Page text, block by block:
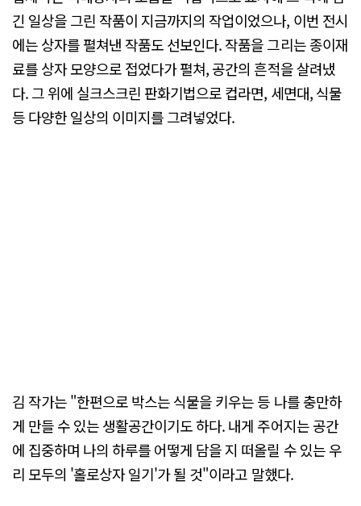
긴 일상을 그린 작품이 지금까지의 작업이었으나, 이번 전시
에는 상자를 펼쳐낸 작품도 선보인다. 작품을 그리는 종이재
료를 상자 모양으로 접었다가 펼쳐, 공간의 흔적을 살려냈
다. 그 위에 실크스크린 판화기법으로 컵라면, 세면대, 식물
등 다양한 일상의 이미지를 그려넣었다.
김 작가는 "한편으로 박스는 식물을 키우는 등 나를 충만하
게 만들 수 있는 생활공간이기도 하다. 내게 주어지는 공간
에 집중하며 나의 하루를 어떻게 담을 지 떠올릴 수 있는 우
리 모두의 '홀로상자 일기'가 될 것"이라고 말했다.